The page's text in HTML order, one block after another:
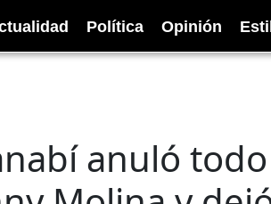
Política Opinión
anuló